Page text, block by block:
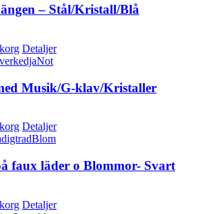
– Stål/Kristall/Blå
Detaljer
Musik/G-klav/Kristaller
Detaljer
faux läder o Blommor- Svart
Detaljer